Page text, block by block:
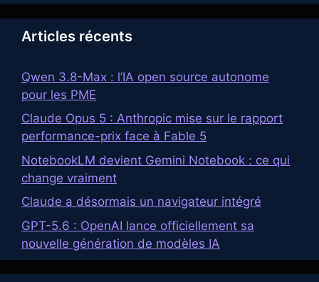
Articles récents
Qwen 3.8-Max : l’IA open source autonome
pour les PME
Claude Opus 5 : Anthropic mise sur le rapport
performance-prix face à Fable 5
NotebookLM devient Gemini Notebook : ce qui
change vraiment
Claude a désormais un navigateur intégré
GPT-5.6 : OpenAI lance officiellement sa
nouvelle génération de modèles IA